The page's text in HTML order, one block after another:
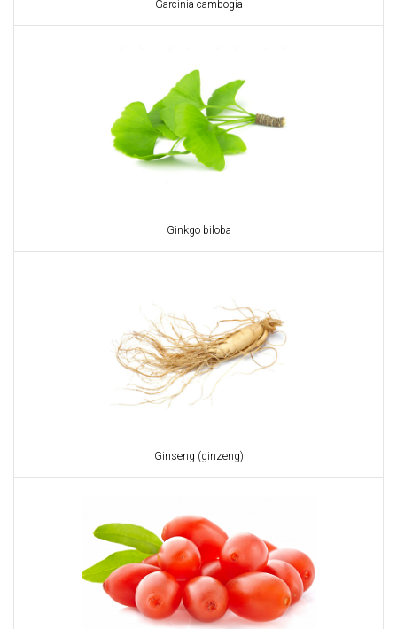
Garcinia cambogia
Ginkgo biloba
Ginseng (ginzeng)